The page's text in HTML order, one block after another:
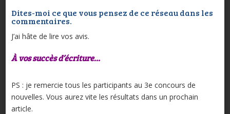
Dites-moi ce que vous pensez de ce réseau dans les
commentaires.
J’ai hâte de lire vos avis.
À vos succès d’écriture…
PS : je remercie tous les participants au 3e concours de
nouvelles. Vous aurez vite les résultats dans un prochain
article.